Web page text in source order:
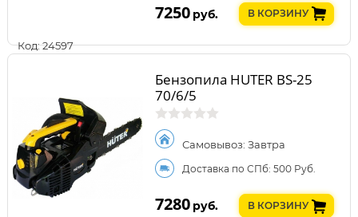
Код: 24597
7250 руб. В КОРЗИНУ
Бензопила HUTER BS-25
70/6/5
Самовывоз: Завтра
Доставка по СПб: 500 Руб.
7280 руб. В КОРЗИНУ